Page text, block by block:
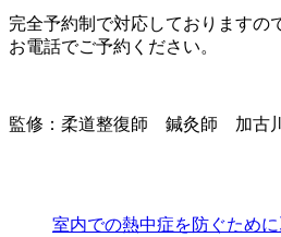
完全予約制で対応しておりますの
お電話でご予約ください。
監修：柔道整復師 鍼灸師 加古
室内での熱中症を防ぐため